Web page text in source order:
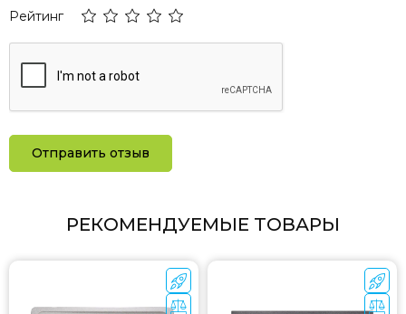
Толщина материала, мм
Угловая конструкция Ні
Форма
Цвет Мигдаль
Вид монтажа
Количество грузовых
1
Рейтинг
Отправить отзыв
РЕКОМЕНДУЕМЫЕ ТОВАРЫ